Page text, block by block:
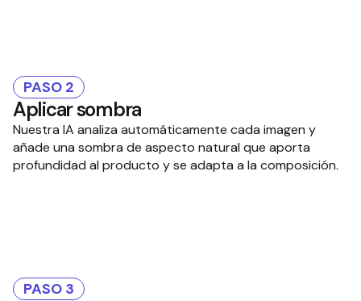
PASO 2
Aplicar sombra
Nuestra IA analiza automáticamente cada imagen y
añade una sombra de aspecto natural que aporta
profundidad al producto y se adapta a la composición.
PASO 3